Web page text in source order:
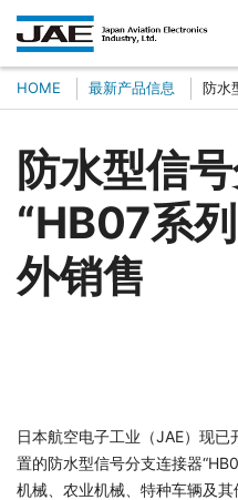
HOME 最新产品信息 防水
防水型信
“HB07系
外销售
日本航空电子工业（JAE）现
置的防水型信号分支连接器
机械、农业机械、特种车辆及